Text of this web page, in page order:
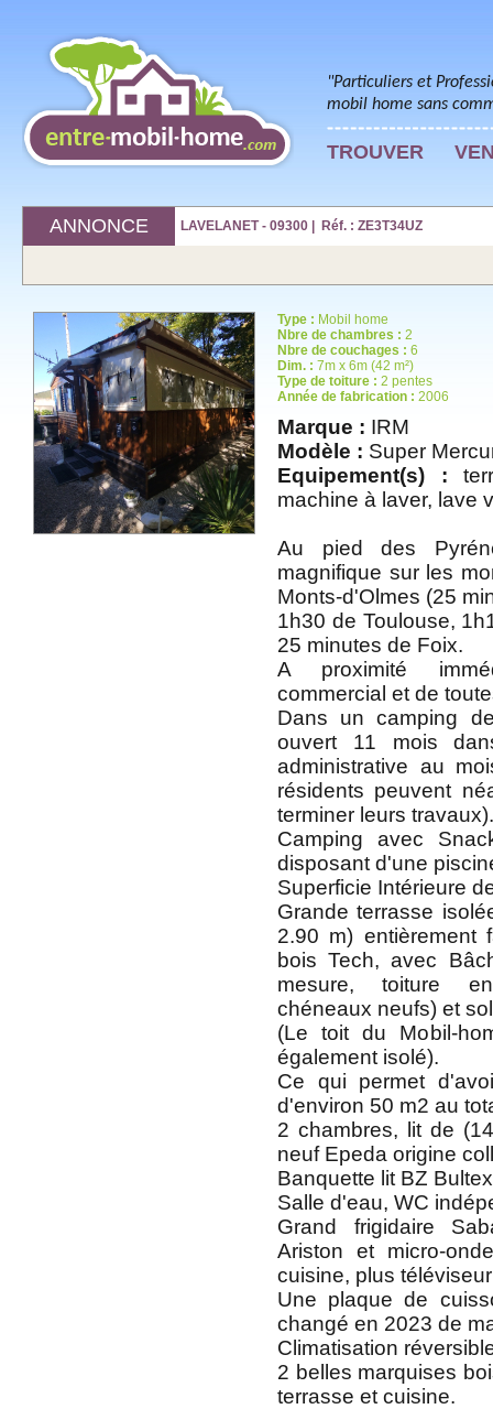
"Particuliers et
mobil home sans
TROUVER
ANNONCE LAVELANET - 09300 | Réf. : ZE3T34UZ
Type : Mobil home
Nbre de chambres : 2
Nbre de couchages : 6
Dim. : 7m x 6m (42 m²)
Type de toiture : 2 pentes
Année de fabrication : 2006
Marque : IRM
Modèle : Super
Equipement(s) :
machine à laver, lave
Au pied des
magnifique sur les
Monts-d'Olmes (25
1h30 de Toulouse,
25 minutes de Foix.
A proximité
commercial et de
Dans un camping
ouvert 11 mois
administrative au
résidents peuvent
terminer leurs travaux).
Camping avec
disposant d'une
Superficie Intérieure
Grande terrasse
2.90 m) entièrement
bois Tech, avec
mesure, toiture
chéneaux neufs) et
(Le toit du Mobil-
également isolé).
Ce qui permet
d'environ 50 m2 au
2 chambres, lit de
neuf Epeda origine
Banquette lit BZ
Salle d'eau, WC
Grand frigidaire
Ariston et micro-
cuisine, plus
Une plaque de
changé en 2023 de
Climatisation
2 belles marquises
terrasse et cuisine.